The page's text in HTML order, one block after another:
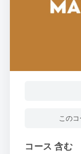
この
コース 含む